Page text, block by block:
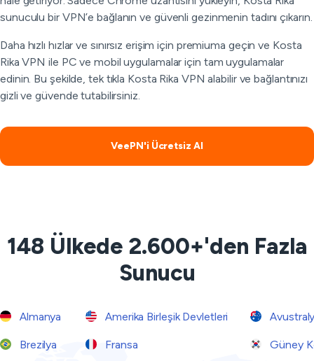
sunuculu bir VPN’e bağlanın ve güvenli gezinmenin tadını çıkarın.
Daha hızlı hızlar ve sınırsız erişim için premiuma geçin ve Kosta
Rika VPN ile PC ve mobil uygulamalar için tam uygulamalar
edinin. Bu şekilde, tek tıkla Kosta Rika VPN alabilir ve bağlantınızı
gizli ve güvende tutabilirsiniz.
VeePN'i Ücretsiz Al
148 Ülkede 2.600+'den Fazla
Sunucu
Almanya Amerika Birleşik Devletleri
Brezilya Fransa Güney